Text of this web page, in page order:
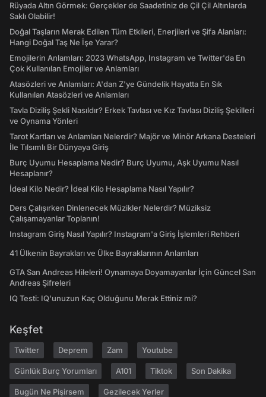
Rüyada Altın Görmek: Gerçekler de Saadetiniz de Çil Çil Altınlarda
Saklı Olabilir!
Doğal Taşların Merak Edilen Tüm Etkileri, Enerjileri ve Şifa Alanları:
Hangi Doğal Taş Ne İşe Yarar?
Emojilerin Anlamları: 2023 WhatsApp, Instagram ve Twitter'da En
Çok Kullanılan Emojiler ve Anlamları
Atasözleri ve Anlamları: A'dan Z'ye Gündelik Hayatta En Sık
Kullanılan Atasözleri ve Anlamları
Tavla Diziliş Şekli Nasıldır? Erkek Tavlası ve Kız Tavlası Diziliş Şekilleri
ve Oynama Yönleri
Tarot Kartları ve Anlamları Nelerdir? Majör ve Minör Arkana Desteleri
İle Tılsımlı Bir Dünyaya Giriş
Burç Uyumu Hesaplama Nedir? Burç Uyumu, Aşk Uyumu Nasıl
Hesaplanır?
İdeal Kilo Nedir? İdeal Kilo Hesaplama Nasıl Yapılır?
Ders Çalışırken Dinlenecek Müzikler Nelerdir? Müziksiz
Çalışamayanlar Toplanın!
Instagram Giriş Nasıl Yapılır? Instagram'a Giriş İşlemleri Rehberi
41 Ülkenin Bayrakları ve Ülke Bayraklarının Anlamları
GTA San Andreas Hileleri! Oynamaya Doyamayanlar İçin Güncel San
Andreas Şifreleri
IQ Testi: IQ'unuzun Kaç Olduğunu Merak Ettiniz mi?
Keşfet
Twitter Deprem Zam Youtube
Günlük Burç Yorumları A101 Tiktok Son Dakika
Bugün Ne Pişirsem Gezilecek Yerler